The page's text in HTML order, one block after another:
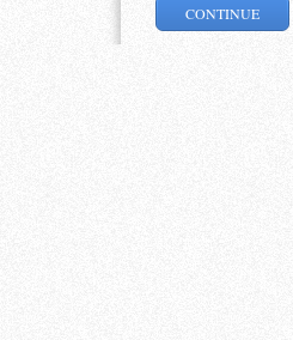
CONTINUE